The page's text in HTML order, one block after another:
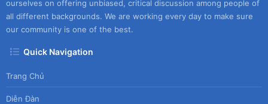
ourselves on offering unbiased, critical discussion among people of
all different backgrounds. We are working every day to make sure
our community is one of the best.
Quick Navigation
Trang Chủ
Diễn Đàn